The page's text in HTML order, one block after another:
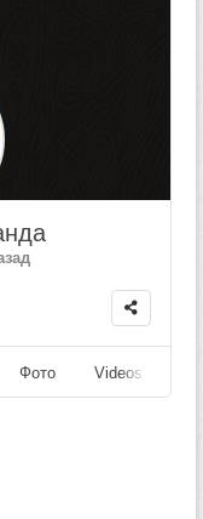
Фото Videos